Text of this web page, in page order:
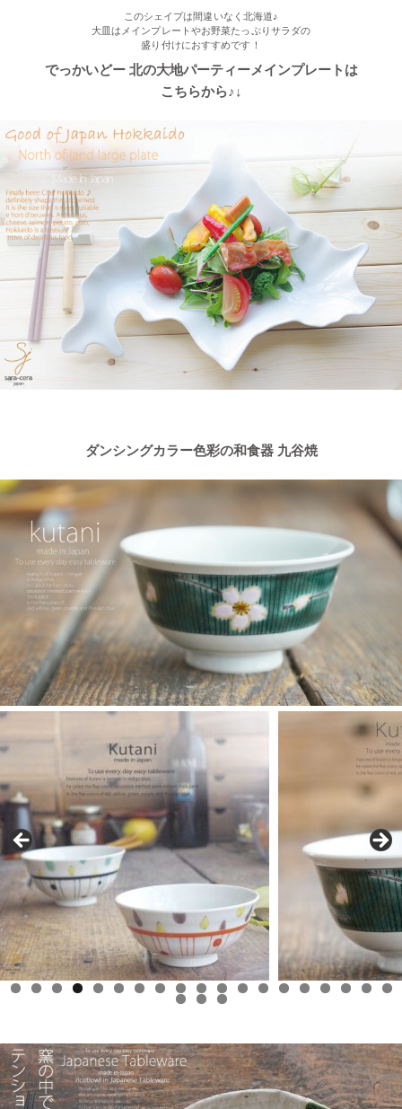
このシェイプは間違いなく北海道♪
大皿はメインプレートやお野菜たっぷりサラダの
盛り付けにおすすめです！
でっかいどー 北の大地パーティーメインプレートは
こちらから♪↓
ダンシングカラー色彩の和食器 九谷焼
0 1 2 3 4 5 6 7 8 9
0 1 2